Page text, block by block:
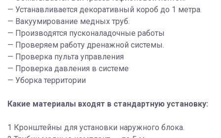
— Устанавливается декоративный короб до 1 метра.
— Вакуумирование медных труб.
— Производятся пусконаладочные работы
— Проверяем работу дренажной системы.
— Проверка пульта управления
— Проверка давления в системе
— Уборка территории
Какие материалы входят в стандартную установку:
1 Кронштейны для установки наружного блока.